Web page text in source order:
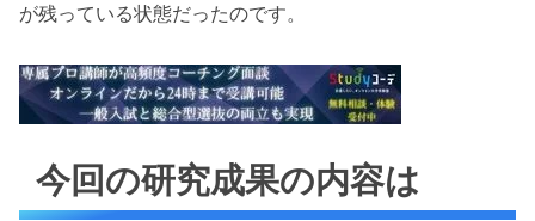
が残っている状態だったのです。
今回の研究成果の内容は